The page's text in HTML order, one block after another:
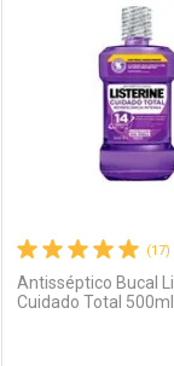
Laboratório
Por Menos
(17)
Antisséptico Bucal
Cuidado Total 500ml